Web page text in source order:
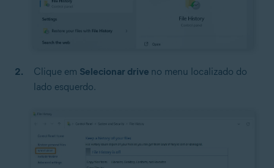
Clique em Selecionar drive no menu localizado do
lado esquerdo.